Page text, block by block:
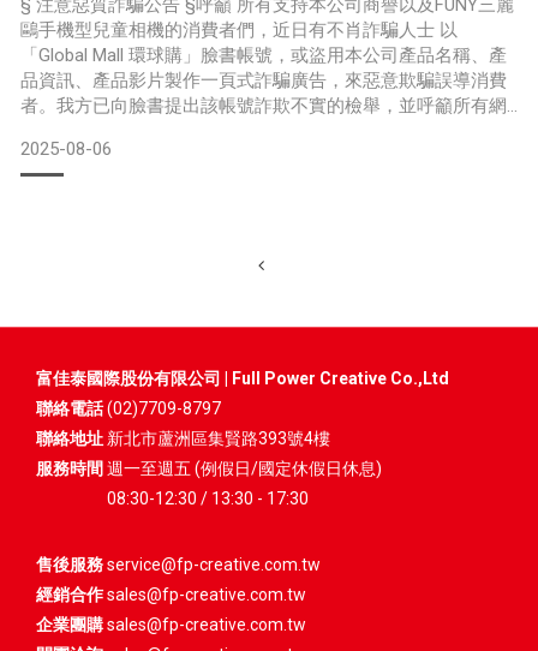
§ 注意惡質詐騙公告 §呼籲 所有支持本公司商譽以及FUNY三麗
鷗手機型兒童相機的消費者們，近日有不肖詐騙人士 以
「Global Mall 環球購」臉書帳號，或盜用本公司產品名稱、產
品資訊、產品影片製作一頁式詐騙廣告，來惡意欺騙誤導消費
者。我方已向臉書提出該帳號詐欺不實的檢舉，並呼籲所有網
官方圖片\影片, 以假亂真, 取得信任, 騙取訂單不出貨或張冠李
戴出假貨。 帳號詐騙的方式包括:
2025-08-06
富佳泰國際股份有限公司 | Full Power Creative Co.,Ltd
聯絡電話(02)7709-8797
聯絡地址 新北市蘆洲區集賢路393號4樓
服務時間 週一至週五 (例假日/國定休假日休息)
08:30-12:30 / 13:30 - 17:30
售後服務service@fp-creative.com.tw
經銷合作sales@fp-creative.com.tw
企業團購sales@fp-creative.com.tw